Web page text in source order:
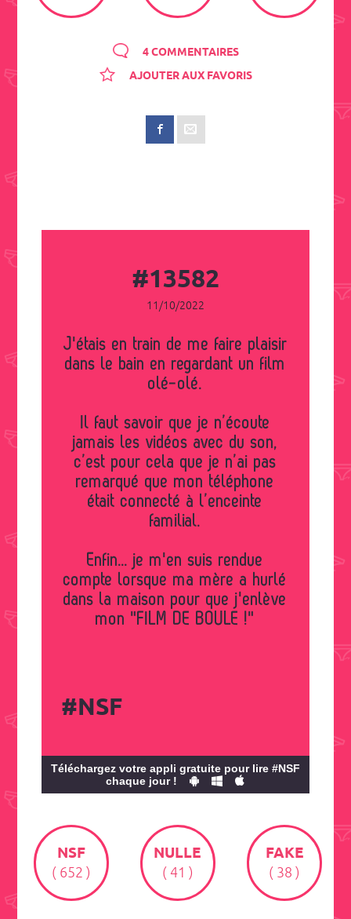
4 COMMENTAIRES
AJOUTER AUX FAVORIS
#13582
11/10/2022
J'étais en train de me faire plaisir
dans le bain en regardant un film
olé-olé.
Il faut savoir que je n’écoute
jamais les vidéos avec du son,
c’est pour cela que je n’ai pas
remarqué que mon téléphone
était connecté à l’enceinte
familial.
Enfin... je m'en suis rendue
compte lorsque ma mère a hurlé
dans la maison pour que j'enlève
mon "FILM DE BOULE !"
#NSF
Téléchargez votre appli gratuite pour lire #NSF
chaque jour !
NSF
( 652 )
NULLE
( 41 )
FAKE
( 38 )